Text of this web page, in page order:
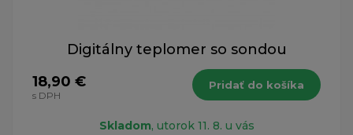
Digitálny teplomer so sondou
18,90 €
s DPH
Pridať do košíka
Skladom, utorok 11. 8. u vás